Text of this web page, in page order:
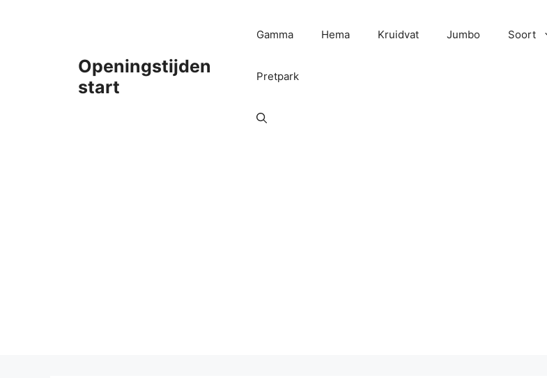
Openingstijden
start
Gamma Hema Kruidvat Jumbo Soort
Pretpark